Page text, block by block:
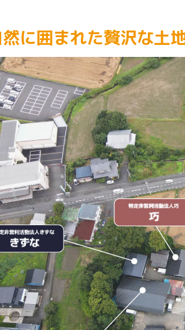
然に囲まれた贅沢な土